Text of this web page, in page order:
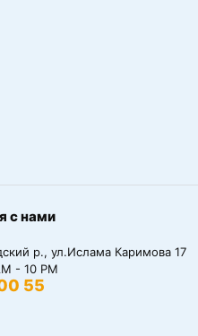
с нами
р., ул.Ислама Каримова 17
- 10 PM
55